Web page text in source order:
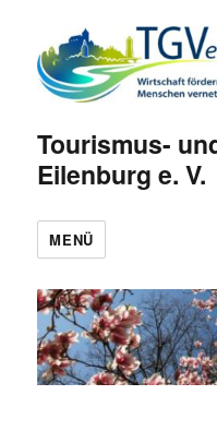
Tourismus-
Eilenburg e. V.
MENÜ